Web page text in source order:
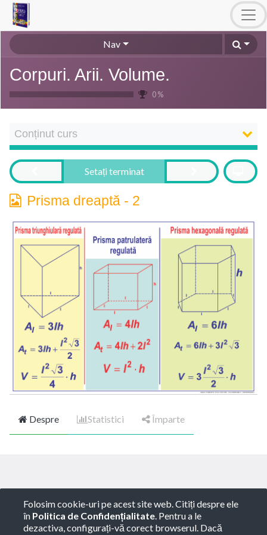
Nav
Corpuri. Arii. Volume.
0 %
Conținut curs
Prisma dreaptă - 2
Setați terminat
Despre Statistici Împarte
Folosim cookie-uri pe acest site web. Citiți despre ele
în Politica de Confidențialitate. Pentru a le
dezactiva, configurați-vă corect browserul. Dacă
Copyright © ROTARY GLOBART SRL -Termeni de
utilizare-Politica de Confidențialitate -Consultanță
juridică